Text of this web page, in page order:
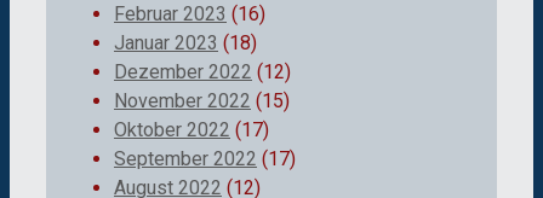
Februar 2023 (16)
Januar 2023 (18)
Dezember 2022 (12)
November 2022 (15)
Oktober 2022 (17)
September 2022 (17)
August 2022 (12)